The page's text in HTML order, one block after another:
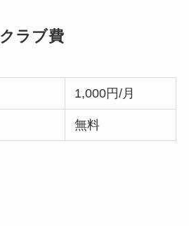
クラブ費
1,000円/月
無料